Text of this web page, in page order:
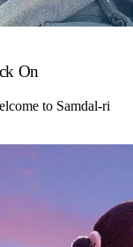
On
to Samdal-ri